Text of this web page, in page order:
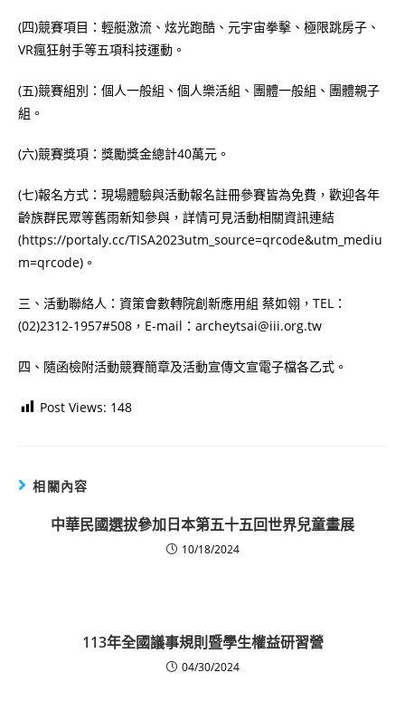
(四)競賽項目：輕艇激流、炫光跑酷、元宇宙拳擊、極限跳房子、
VR瘋狂射手等五項科技運動。
(五)競賽組別：個人一般組、個人樂活組、團體一般組、團體親子
組。
(六)競賽獎項：獎勵獎金總計40萬元。
(七)報名方式：現場體驗與活動報名註冊參賽皆為免費，歡迎各年
齡族群民眾等舊雨新知參與，詳情可見活動相關資訊連結
(https://portaly.cc/TISA2023utm_source=qrcode&utm_mediu
m=qrcode)。
三、活動聯絡人：資策會數轉院創新應用組 蔡如翎，TEL：
(02)2312-1957#508，E-mail：archeytsai@iii.org.tw
四、隨函檢附活動競賽簡章及活動宣傳文宣電子檔各乙式。
Post Views: 148
相關內容
中華民國選拔參加日本第五十五回世界兒童畫展
10/18/2024
113年全國議事規則暨學生權益研習營
04/30/2024